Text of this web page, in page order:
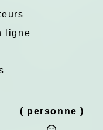
ligne
( personne )